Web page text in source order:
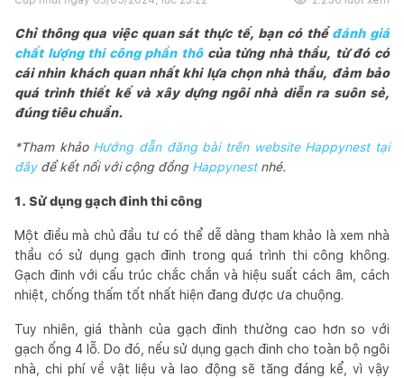
Chỉ thông qua việc quan sát thực tế, bạn có thể đánh giá
chất lượng thi công phần thôcủa từng nhà thầu, từ đó có
cái nhìn khách quan nhất khi lựa chọn nhà thầu, đảm bảo
quá trình thiết kế và xây dựng ngôi nhà diễn ra suôn sẻ,
đúng tiêu chuẩn.
*Tham khảo Hướng dẫn đăng bài trên website Happynest tại
đâyđể kết nối với cộng đồng Happynest nhé.
1. Sử dụng gạch đinh thi công
Một điều mà chủ đầu tư có thể dễ dàng tham khảo là xem nhà
thầu có sử dụng gạch đinh trong quá trình thi công không.
Gạch đinh với cấu trúc chắc chắn và hiệu suất cách âm, cách
nhiệt, chống thấm tốt nhất hiện đang được ưa chuộng.
Tuy nhiên, giá thành của gạch đinh thường cao hơn so với
gạch ống 4 lỗ. Do đó, nếu sử dụng gạch đinh cho toàn bộ ngôi
nhà, chi phí về vật liệu và lao động sẽ tăng đáng kể, vì vậy